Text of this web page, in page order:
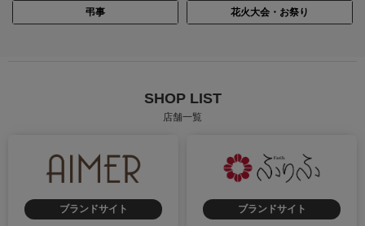
弔事 花火大会・お祭り
SHOP LIST
店舗一覧
ブランドサイト ブランドサイト